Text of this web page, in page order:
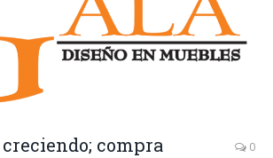
creciendo; compra
0